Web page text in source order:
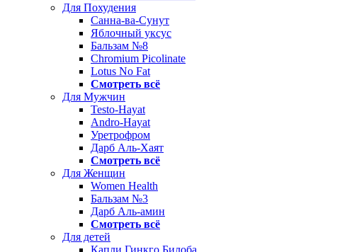
Для Похудения
Санна-ва-Сунут
Яблочный уксус
Бальзам №8
Chromium Picolinate
Lotus No Fat
Смотреть всё
Для Мужчин
Testo-Hayat
Andro-Hayat
Уретрофром
Дарб Аль-Хаят
Смотреть всё
Для Женщин
Women Health
Бальзам №3
Дарб Аль-амин
Смотреть всё
Для детей
Капли Гинкго Билоба